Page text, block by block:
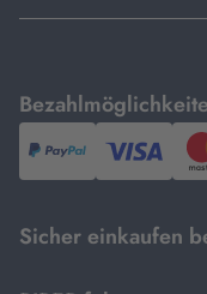
mit
PayPal,Visa
Sicher einkaufen